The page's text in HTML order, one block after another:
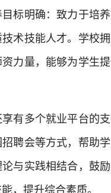
标明确：致力于培
术技能人才。学校
力量，能够为学生
有多个就业平台的
聘会等方式，帮助
与实践相结合，鼓
，提升综合素质。